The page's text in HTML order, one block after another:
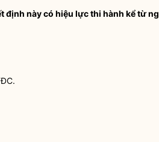
định này có hiệu lực thi hành kể từ